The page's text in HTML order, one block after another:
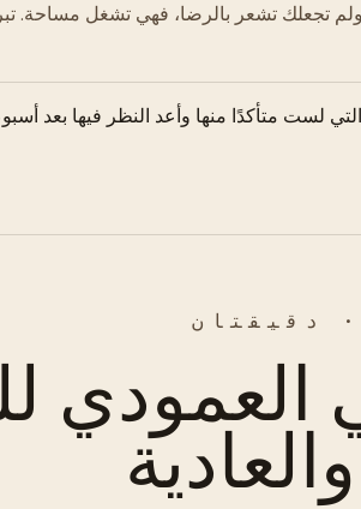
تجعلك تشعر بالرضا، فهي تشغل مساحة.
لست متأكدًا منها وأعد النظر فيها بعد
دقيقتان
العمودي